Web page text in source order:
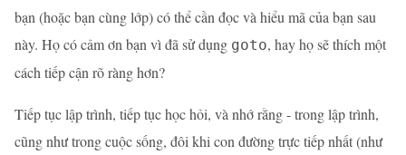
bạn (hoặc bạn cùng lớp) có thể cần đọc và hiểu mã của bạn sau
này. Họ có cảm ơn bạn vì đã sử dụng goto, hay họ sẽ thích một
cách tiếp cận rõ ràng hơn?
Tiếp tục lập trình, tiếp tục học hỏi, và nhớ rằng - trong lập trình,
cũng như trong cuộc sống, đôi khi con đường trực tiếp nhất (như